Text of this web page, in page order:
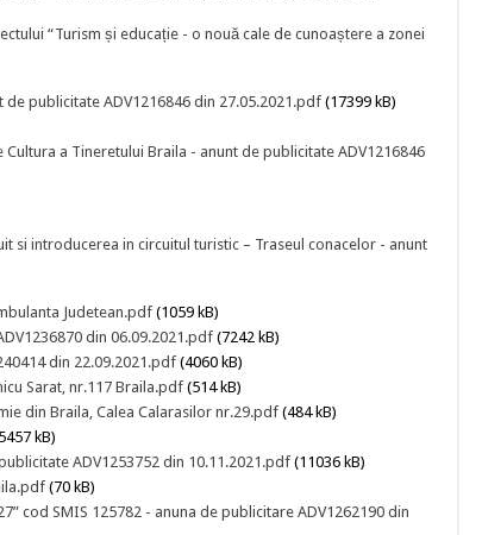
“Turism și educație - o nouă cale de cunoaștere a zonei
publicitate ADV1216846 din 27.05.2021.pdf (17399 kB)
a Tineretului Braila - anunt de publicitate ADV1216846
si introducerea in circuitul turistic – Traseul conacelor - anunt
Judetean.pdf (1059 kB)
din 06.09.2021.pdf (7242 kB)
din 22.09.2021.pdf (4060 kB)
Sarat, nr.117 Braila.pdf (514 kB)
din Braila, Calea Calarasilor nr.29.pdf (484 kB)
kB)
ADV1253752 din 10.11.2021.pdf (11036 kB)
(70 kB)
cod SMIS 125782 - anuna de publicitare ADV1262190 din